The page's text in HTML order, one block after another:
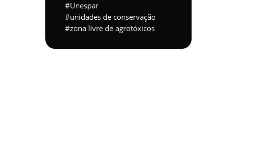
Unespar
unidades de conservação
zona livre de agrotóxicos